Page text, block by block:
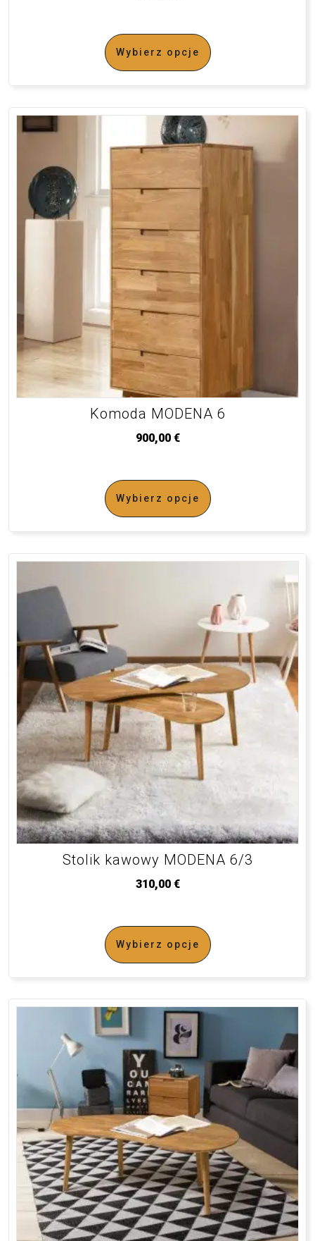
Wybierz opcje
Komoda MODENA 6
900,00 €
Wybierz opcje
Stolik kawowy MODENA 6/3
310,00 €
Wybierz opcje